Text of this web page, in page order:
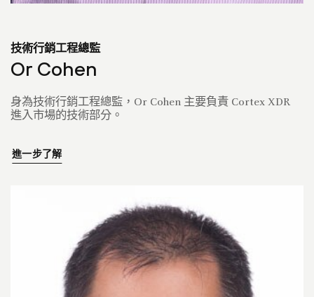
技術行銷工程總監
Or Cohen
身為技術行銷工程總監，Or Cohen 主要負責 Cortex XDR
進入市場的技術部分。
進一步了解